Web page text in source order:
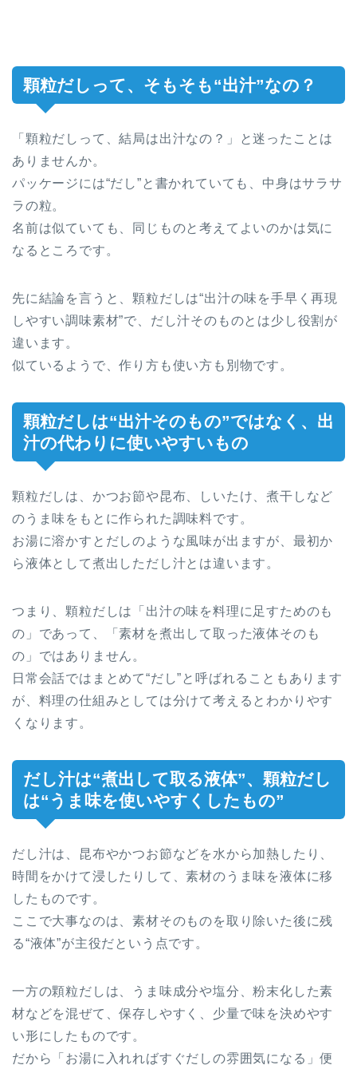
顆粒だしって、そもそも“出汁”なの？
「顆粒だしって、結局は出汁なの？」と迷ったことは
ありませんか。
パッケージには“だし”と書かれていても、中身はサラサ
ラの粒。
名前は似ていても、同じものと考えてよいのかは気に
なるところです。
先に結論を言うと、顆粒だしは“出汁の味を手早く再現
しやすい調味素材”で、だし汁そのものとは少し役割が
違います。
似ているようで、作り方も使い方も別物です。
顆粒だしは“出汁そのもの”ではなく、出
汁の代わりに使いやすいもの
顆粒だしは、かつお節や昆布、しいたけ、煮干しなど
のうま味をもとに作られた調味料です。
お湯に溶かすとだしのような風味が出ますが、最初か
ら液体として煮出しただし汁とは違います。
つまり、顆粒だしは「出汁の味を料理に足すためのも
の」であって、「素材を煮出して取った液体そのも
の」ではありません。
日常会話ではまとめて“だし”と呼ばれることもあります
が、料理の仕組みとしては分けて考えるとわかりやす
くなります。
だし汁は“煮出して取る液体”、顆粒だし
は“うま味を使いやすくしたもの”
だし汁は、昆布やかつお節などを水から加熱したり、
時間をかけて浸したりして、素材のうま味を液体に移
したものです。
ここで大事なのは、素材そのものを取り除いた後に残
る“液体”が主役だという点です。
一方の顆粒だしは、うま味成分や塩分、粉末化した素
材などを混ぜて、保存しやすく、少量で味を決めやす
い形にしたものです。
だから「お湯に入れればすぐだしの雰囲気になる」便